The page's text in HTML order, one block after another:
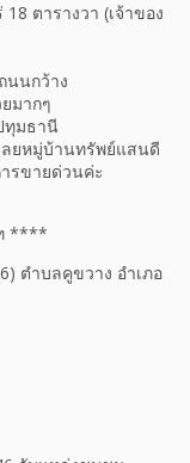
ตารางวา (เจ้าของ
นนกว้าง
มากๆ
ทุมธานี
ลยหมู่บ้านทรัพย์แสนดี
รขายด่วนค่ะ
****
ตำบลคูขวาง อำเภอ